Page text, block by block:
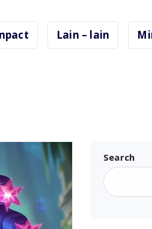
Lain – lain
Search